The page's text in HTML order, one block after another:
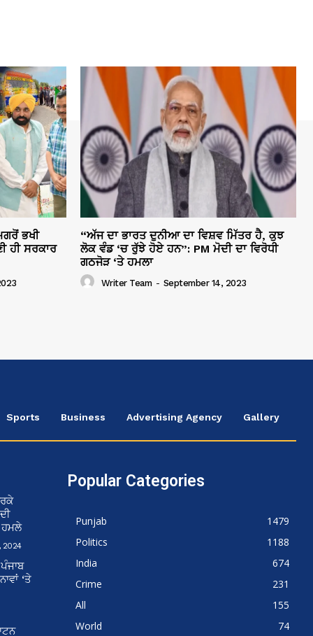
ਭਖੀ
ਹੀ ਸਰਕਾਰ
“ਅੱਜ ਦਾ ਭਾਰਤ ਦੁਨੀਆ ਦਾ ਵਿਸ਼ਵ ਮਿੱਤਰ ਹੈ, ਕੁਝ
ਲੋਕ ਵੰਡ ‘ਚ ਰੁੱਝੇ ਹੋਏ ਹਨ”: PM ਮੋਦੀ ਦਾ ਵਿਰੋਧੀ
ਗਠਜੋੜ ‘ਤੇ ਹਮਲਾ
Writer Team - September 14, 2023
Sports Business Advertising Agency Gallery
ਹਮਲੇ
2024
‘ਤੇ
Popular Categories
Punjab
1479
Politics
1188
India
674
Crime
231
All
155
World
74